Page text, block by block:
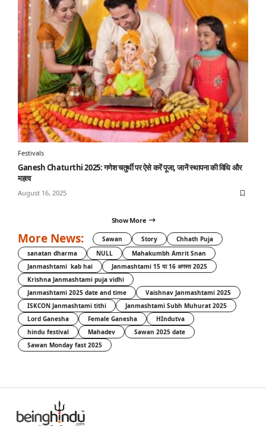
Festivals
Ganesh Chaturthi 2025: गणेश चतुर्थी पर ऐसे करें पूजा, जानें स्थापना की विधि और
महत्व
August 16, 2025
Show More
More News: Sawan Story
Chhath Puja
sanatan dharma
NULL
Mahakumbh Amrit Snan
Janmashtami kab hai
Janmashtami 15 या 16 अगस्त 2025
Krishna Janmashtami puja vidhi
Janmashtami 2025 date and time
Vaishnav Janmashtami 2025
ISKCON Janmashtami tithi
Janmashtami Subh Muhurat 2025
Lord Ganesha
Female Ganesha
HIndutva
hindu festival
Mahadev
Sawan 2025 date
Sawan Monday fast 2025